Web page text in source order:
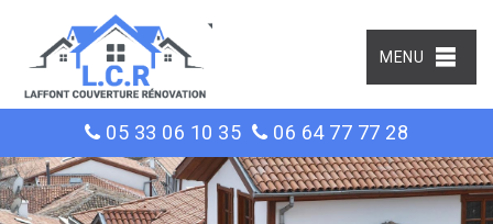
MENU
05 33 06 10 35 06 64 77 77 28